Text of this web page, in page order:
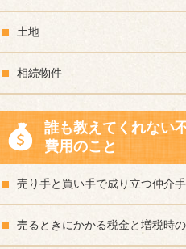
土地
相続物件
誰も教えてくれない
費用のこと
売り手と買い手で成り立つ仲介
売るときにかかる税金と増税時